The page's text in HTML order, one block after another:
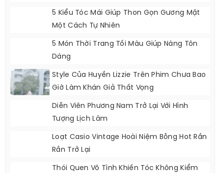
5 Kiểu Tóc Mái Giúp Thon Gọn Gương Mặt
Một Cách Tự Nhiên
5 Món Thời Trang Tối Màu Giúp Nàng Tôn
Dáng
Style Của Huyền Lizzie Trên Phim Chưa Bao
Giờ Làm Khán Giả Thất Vọng
Diễn Viên Phương Nam Trở Lại Với Hình
Tượng Lịch Lãm
Loạt Casio Vintage Hoài Niệm Bỗng Hot Rần
Rần Trở Lại
Thói Quen Vô Tình Khiến Tóc Không Kiểm